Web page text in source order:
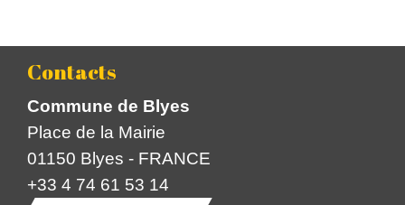
Contacts
Commune de Blyes
Place de la Mairie
01150 Blyes - FRANCE
+33 4 74 61 53 14